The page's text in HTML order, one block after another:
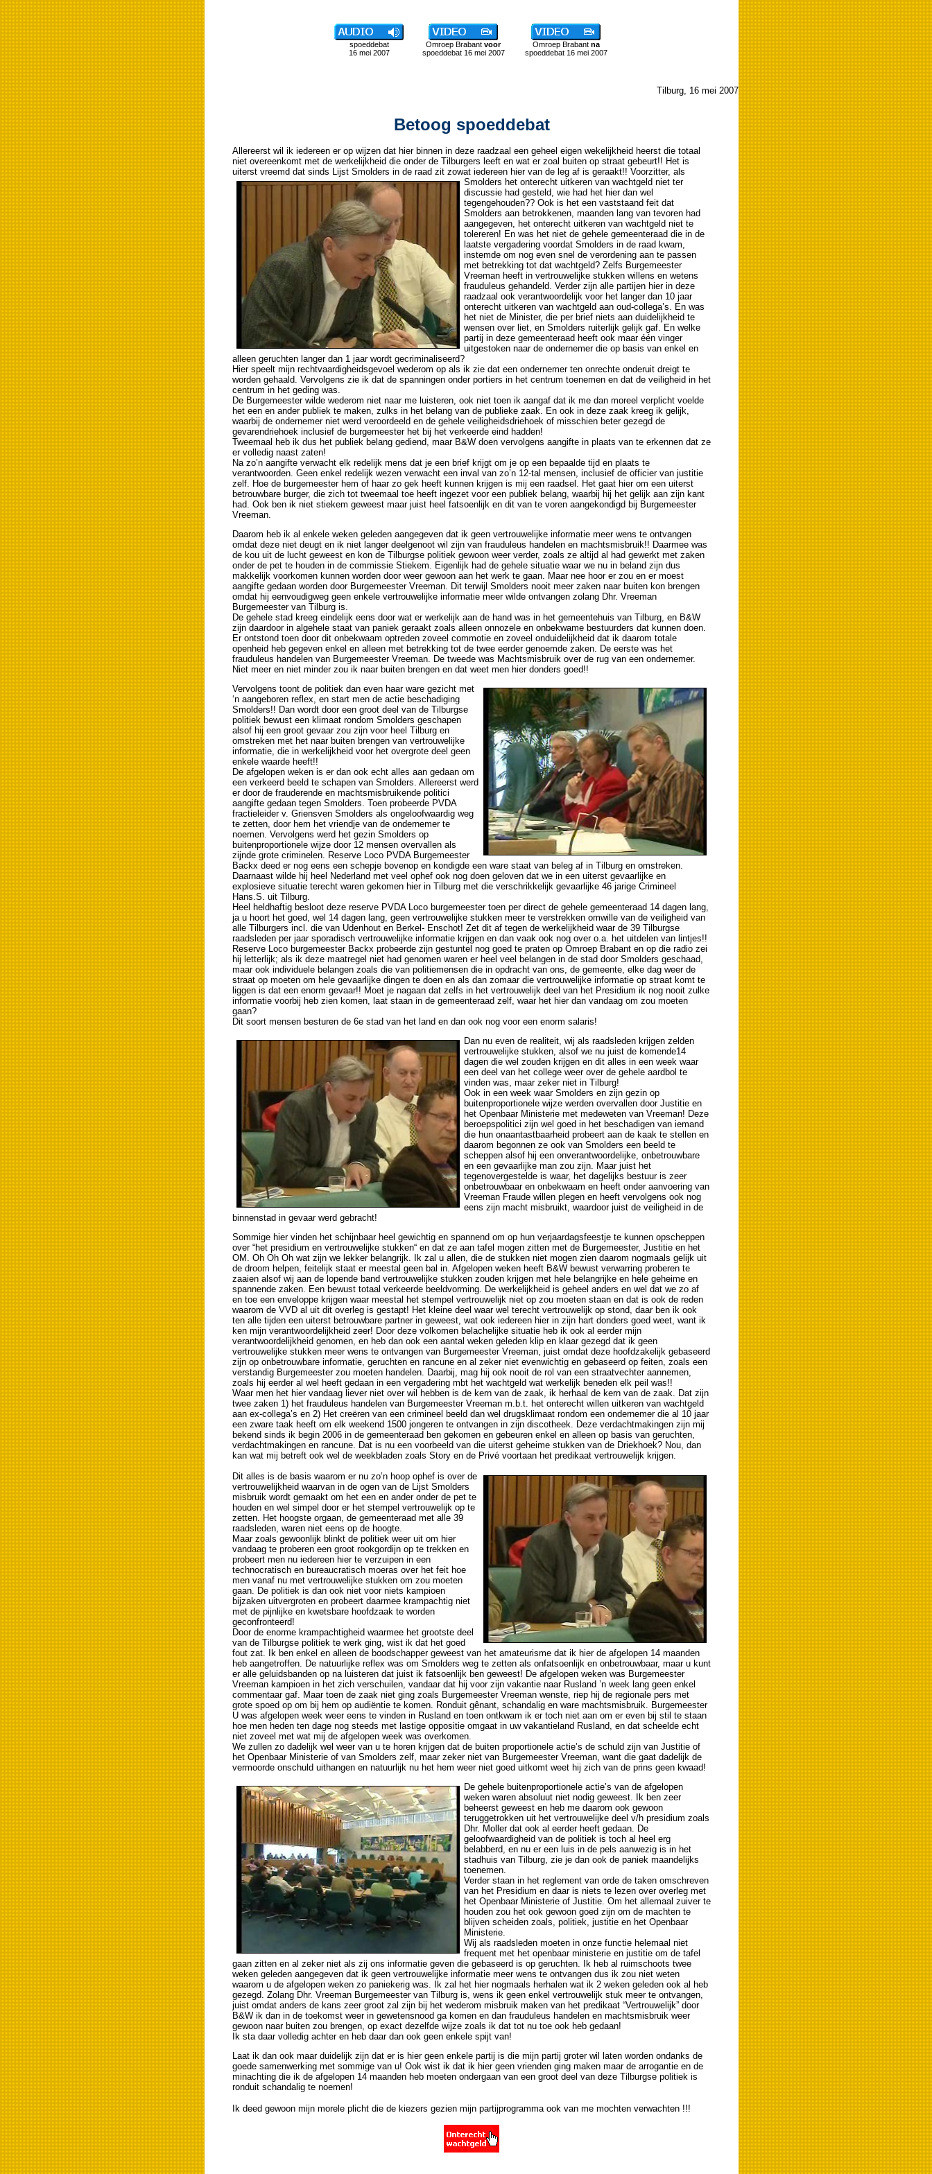
spoeddebat
16 mei 2007
Omroep Brabant voor
spoeddebat 16 mei 2007
Omroep Brabant na
spoeddebat 16 mei 2007
Tilburg, 16 mei 2007
Betoog spoeddebat
Allereerst wil ik iedereen er op wijzen dat hier binnen in deze raadzaal een geheel eigen wekelijkheid heerst die totaal
niet overeenkomt met de werkelijkheid die onder de Tilburgers leeft en wat er zoal buiten op straat gebeurt!! Het is
uiterst vreemd dat sinds Lijst Smolders in de raad zit zowat iedereen hier van de leg af is geraakt!! Voorzitter, als
Smolders het onterecht uitkeren van wachtgeld niet ter
discussie had gesteld, wie had het hier dan wel
tegengehouden?? Ook is het een vaststaand feit dat
Smolders aan betrokkenen, maanden lang van tevoren had
aangegeven, het onterecht uitkeren van wachtgeld niet te
tolereren! En was het niet de gehele gemeenteraad die in de
laatste vergadering voordat Smolders in de raad kwam,
instemde om nog even snel de verordening aan te passen
met betrekking tot dat wachtgeld? Zelfs Burgemeester
Vreeman heeft in vertrouwelijke stukken willens en wetens
frauduleus gehandeld. Verder zijn alle partijen hier in deze
raadzaal ook verantwoordelijk voor het langer dan 10 jaar
onterecht uitkeren van wachtgeld aan oud-collega’s. En was
het niet de Minister, die per brief niets aan duidelijkheid te
wensen over liet, en Smolders ruiterlijk gelijk gaf. En welke
partij in deze gemeenteraad heeft ook maar één vinger
uitgestoken naar de ondernemer die op basis van enkel en
alleen geruchten langer dan 1 jaar wordt gecriminaliseerd?
Hier speelt mijn rechtvaardigheidsgevoel wederom op als ik zie dat een ondernemer ten onrechte onderuit dreigt te
worden gehaald. Vervolgens zie ik dat de spanningen onder portiers in het centrum toenemen en dat de veiligheid in het
centrum in het geding was.
De Burgemeester wilde wederom niet naar me luisteren, ook niet toen ik aangaf dat ik me dan moreel verplicht voelde
het een en ander publiek te maken, zulks in het belang van de publieke zaak. En ook in deze zaak kreeg ik gelijk,
waarbij de ondernemer niet werd veroordeeld en de gehele veiligheidsdriehoek of misschien beter gezegd de
gevarendriehoek inclusief de burgemeester het bij het verkeerde eind hadden!
Tweemaal heb ik dus het publiek belang gediend, maar B&W doen vervolgens aangifte in plaats van te erkennen dat ze
er volledig naast zaten!
Na zo’n aangifte verwacht elk redelijk mens dat je een brief krijgt om je op een bepaalde tijd en plaats te
verantwoorden. Geen enkel redelijk wezen verwacht een inval van zo’n 12-tal mensen, inclusief de officier van justitie
zelf. Hoe de burgemeester hem of haar zo gek heeft kunnen krijgen is mij een raadsel. Het gaat hier om een uiterst
betrouwbare burger, die zich tot tweemaal toe heeft ingezet voor een publiek belang, waarbij hij het gelijk aan zijn kant
had. Ook ben ik niet stiekem geweest maar juist heel fatsoenlijk en dit van te voren aangekondigd bij Burgemeester
Vreeman.
Daarom heb ik al enkele weken geleden aangegeven dat ik geen vertrouwelijke informatie meer wens te ontvangen
omdat deze niet deugt en ik niet langer deelgenoot wil zijn van frauduleus handelen en machtsmisbruik!! Daarmee was
de kou uit de lucht geweest en kon de Tilburgse politiek gewoon weer verder, zoals ze altijd al had gewerkt met zaken
onder de pet te houden in de commissie Stiekem. Eigenlijk had de gehele situatie waar we nu in beland zijn dus
makkelijk voorkomen kunnen worden door weer gewoon aan het werk te gaan. Maar nee hoor er zou en er moest
aangifte gedaan worden door Burgemeester Vreeman. Dit terwijl Smolders nooit meer zaken naar buiten kon brengen
omdat hij eenvoudigweg geen enkele vertrouwelijke informatie meer wilde ontvangen zolang Dhr. Vreeman
Burgemeester van Tilburg is.
De gehele stad kreeg eindelijk eens door wat er werkelijk aan de hand was in het gemeentehuis van Tilburg, en B&W
zijn daardoor in algehele staat van paniek geraakt zoals alleen onnozele en onbekwame bestuurders dat kunnen doen.
Er ontstond toen door dit onbekwaam optreden zoveel commotie en zoveel onduidelijkheid dat ik daarom totale
openheid heb gegeven enkel en alleen met betrekking tot de twee eerder genoemde zaken. De eerste was het
frauduleus handelen van Burgemeester Vreeman. De tweede was Machtsmisbruik over de rug van een ondernemer.
Niet meer en niet minder zou ik naar buiten brengen en dat weet men hier donders goed!!
Vervolgens toont de politiek dan even haar ware gezicht met
‘n aangeboren reflex, en start men de actie beschadiging
Smolders!! Dan wordt door een groot deel van de Tilburgse
politiek bewust een klimaat rondom Smolders geschapen
alsof hij een groot gevaar zou zijn voor heel Tilburg en
omstreken met het naar buiten brengen van vertrouwelijke
informatie, die in werkelijkheid voor het overgrote deel geen
enkele waarde heeft!!
De afgelopen weken is er dan ook echt alles aan gedaan om
een verkeerd beeld te schapen van Smolders. Allereerst werd
er door de frauderende en machtsmisbruikende politici
aangifte gedaan tegen Smolders. Toen probeerde PVDA
fractieleider v. Griensven Smolders als ongeloofwaardig weg
te zetten, door hem het vriendje van de ondernemer te
noemen. Vervolgens werd het gezin Smolders op
buitenproportionele wijze door 12 mensen overvallen als
zijnde grote criminelen. Reserve Loco PVDA Burgemeester
Backx deed er nog eens een schepje bovenop en kondigde een ware staat van beleg af in Tilburg en omstreken.
Daarnaast wilde hij heel Nederland met veel ophef ook nog doen geloven dat we in een uiterst gevaarlijke en
explosieve situatie terecht waren gekomen hier in Tilburg met die verschrikkelijk gevaarlijke 46 jarige Crimineel
Hans.S. uit Tilburg.
Heel heldhaftig besloot deze reserve PVDA Loco burgemeester toen per direct de gehele gemeenteraad 14 dagen lang,
ja u hoort het goed, wel 14 dagen lang, geen vertrouwelijke stukken meer te verstrekken omwille van de veiligheid van
alle Tilburgers incl. die van Udenhout en Berkel- Enschot! Zet dit af tegen de werkelijkheid waar de 39 Tilburgse
raadsleden per jaar sporadisch vertrouwelijke informatie krijgen en dan vaak ook nog over o.a. het uitdelen van lintjes!!
Reserve Loco burgemeester Backx probeerde zijn gestuntel nog goed te praten op Omroep Brabant en op die radio zei
hij letterlijk; als ik deze maatregel niet had genomen waren er heel veel belangen in de stad door Smolders geschaad,
maar ook individuele belangen zoals die van politiemensen die in opdracht van ons, de gemeente, elke dag weer de
straat op moeten om hele gevaarlijke dingen te doen en als dan zomaar die vertrouwelijke informatie op straat komt te
liggen is dat een enorm gevaar!! Moet je nagaan dat zelfs in het vertrouwelijk deel van het Presidium ik nog nooit zulke
informatie voorbij heb zien komen, laat staan in de gemeenteraad zelf, waar het hier dan vandaag om zou moeten
gaan?
Dit soort mensen besturen de 6e stad van het land en dan ook nog voor een enorm salaris!
Dan nu even de realiteit, wij als raadsleden krijgen zelden
vertrouwelijke stukken, alsof we nu juist de komende14
dagen die wel zouden krijgen en dit alles in een week waar
een deel van het college weer over de gehele aardbol te
vinden was, maar zeker niet in Tilburg!
Ook in een week waar Smolders en zijn gezin op
buitenproportionele wijze werden overvallen door Justitie en
het Openbaar Ministerie met medeweten van Vreeman! Deze
beroepspolitici zijn wel goed in het beschadigen van iemand
die hun onaantastbaarheid probeert aan de kaak te stellen en
daarom begonnen ze ook van Smolders een beeld te
scheppen alsof hij een onverantwoordelijke, onbetrouwbare
en een gevaarlijke man zou zijn. Maar juist het
tegenovergestelde is waar, het dagelijks bestuur is zeer
onbetrouwbaar en onbekwaam en heeft onder aanvoering van
Vreeman Fraude willen plegen en heeft vervolgens ook nog
eens zijn macht misbruikt, waardoor juist de veiligheid in de
binnenstad in gevaar werd gebracht!
Sommige hier vinden het schijnbaar heel gewichtig en spannend om op hun verjaardagsfeestje te kunnen opscheppen
over “het presidium en vertrouwelijke stukken“ en dat ze aan tafel mogen zitten met de Burgemeester, Justitie en het
OM. Oh Oh Oh wat zijn we lekker belangrijk. Ik zal u allen, die de stukken niet mogen zien daarom nogmaals gelijk uit
de droom helpen, feitelijk staat er meestal geen bal in. Afgelopen weken heeft B&W bewust verwarring proberen te
zaaien alsof wij aan de lopende band vertrouwelijke stukken zouden krijgen met hele belangrijke en hele geheime en
spannende zaken. Een bewust totaal verkeerde beeldvorming. De werkelijkheid is geheel anders en wel dat we zo af
en toe een enveloppe krijgen waar meestal het stempel vertrouwelijk niet op zou moeten staan en dat is ook de reden
waarom de VVD al uit dit overleg is gestapt! Het kleine deel waar wel terecht vertrouwelijk op stond, daar ben ik ook
ten alle tijden een uiterst betrouwbare partner in geweest, wat ook iedereen hier in zijn hart donders goed weet, want ik
ken mijn verantwoordelijkheid zeer! Door deze volkomen belachelijke situatie heb ik ook al eerder mijn
verantwoordelijkheid genomen, en heb dan ook een aantal weken geleden klip en klaar gezegd dat ik geen
vertrouwelijke stukken meer wens te ontvangen van Burgemeester Vreeman, juist omdat deze hoofdzakelijk gebaseerd
zijn op onbetrouwbare informatie, geruchten en rancune en al zeker niet evenwichtig en gebaseerd op feiten, zoals een
verstandig Burgemeester zou moeten handelen. Daarbij, mag hij ook nooit de rol van een straatvechter aannemen,
zoals hij eerder al wel heeft gedaan in een vergadering mbt het wachtgeld wat werkelijk beneden elk peil was!!
Waar men het hier vandaag liever niet over wil hebben is de kern van de zaak, ik herhaal de kern van de zaak. Dat zijn
twee zaken 1) het frauduleus handelen van Burgemeester Vreeman m.b.t. het onterecht willen uitkeren van wachtgeld
aan ex-collega’s en 2) Het creëren van een crimineel beeld dan wel drugsklimaat rondom een ondernemer die al 10 jaar
een zware taak heeft om elk weekend 1500 jongeren te ontvangen in zijn discotheek. Deze verdachtmakingen zijn mij
bekend sinds ik begin 2006 in de gemeenteraad ben gekomen en gebeuren enkel en alleen op basis van geruchten,
verdachtmakingen en rancune. Dat is nu een voorbeeld van die uiterst geheime stukken van de Driekhoek? Nou, dan
kan wat mij betreft ook wel de weekbladen zoals Story en de Privé voortaan het predikaat vertrouwelijk krijgen.
Dit alles is de basis waarom er nu zo’n hoop ophef is over de
vertrouwelijkheid waarvan in de ogen van de Lijst Smolders
misbruik wordt gemaakt om het een en ander onder de pet te
houden en wel simpel door er het stempel vertrouwelijk op te
zetten. Het hoogste orgaan, de gemeenteraad met alle 39
raadsleden, waren niet eens op de hoogte.
Maar zoals gewoonlijk blinkt de politiek weer uit om hier
vandaag te proberen een groot rookgordijn op te trekken en
probeert men nu iedereen hier te verzuipen in een
technocratisch en bureaucratisch moeras over het feit hoe
men vanaf nu met vertrouwelijke stukken om zou moeten
gaan. De politiek is dan ook niet voor niets kampioen
bijzaken uitvergroten en probeert daarmee krampachtig niet
met de pijnlijke en kwetsbare hoofdzaak te worden
geconfronteerd!
Door de enorme krampachtigheid waarmee het grootste deel
van de Tilburgse politiek te werk ging, wist ik dat het goed
fout zat. Ik ben enkel en alleen de boodschapper geweest van het amateurisme dat ik hier de afgelopen 14 maanden
heb aangetroffen. De natuurlijke reflex was om Smolders weg te zetten als onfatsoenlijk en onbetrouwbaar, maar u kunt
er alle geluidsbanden op na luisteren dat juist ik fatsoenlijk ben geweest! De afgelopen weken was Burgemeester
Vreeman kampioen in het zich verschuilen, vandaar dat hij voor zijn vakantie naar Rusland ’n week lang geen enkel
commentaar gaf. Maar toen de zaak niet ging zoals Burgemeester Vreeman wenste, riep hij de regionale pers met
grote spoed op om bij hem op audiëntie te komen. Ronduit gênant, schandalig en ware machtsmisbruik. Burgemeester
U was afgelopen week weer eens te vinden in Rusland en toen ontkwam ik er toch niet aan om er even bij stil te staan
hoe men heden ten dage nog steeds met lastige oppositie omgaat in uw vakantieland Rusland, en dat scheelde echt
niet zoveel met wat mij de afgelopen week was overkomen.
We zullen zo dadelijk wel weer van u te horen krijgen dat de buiten proportionele actie’s de schuld zijn van Justitie of
het Openbaar Ministerie of van Smolders zelf, maar zeker niet van Burgemeester Vreeman, want die gaat dadelijk de
vermoorde onschuld uithangen en natuurlijk nu het hem weer niet goed uitkomt weet hij zich van de prins geen kwaad!
De gehele buitenproportionele actie’s van de afgelopen
weken waren absoluut niet nodig geweest. Ik ben zeer
beheerst geweest en heb me daarom ook gewoon
teruggetrokken uit het vertrouwelijke deel v/h presidium zoals
Dhr. Moller dat ook al eerder heeft gedaan. De
geloofwaardigheid van de politiek is toch al heel erg
belabberd, en nu er een luis in de pels aanwezig is in het
stadhuis van Tilburg, zie je dan ook de paniek maandelijks
toenemen.
Verder staan in het reglement van orde de taken omschreven
van het Presidium en daar is niets te lezen over overleg met
het Openbaar Ministerie of Justitie. Om het allemaal zuiver te
houden zou het ook gewoon goed zijn om de machten te
blijven scheiden zoals, politiek, justitie en het Openbaar
Ministerie.
Wij als raadsleden moeten in onze functie helemaal niet
frequent met het openbaar ministerie en justitie om de tafel
gaan zitten en al zeker niet als zij ons informatie geven die gebaseerd is op geruchten. Ik heb al ruimschoots twee
weken geleden aangegeven dat ik geen vertrouwelijke informatie meer wens te ontvangen dus ik zou niet weten
waarom u de afgelopen weken zo paniekerig was. Ik zal het hier nogmaals herhalen wat ik 2 weken geleden ook al heb
gezegd. Zolang Dhr. Vreeman Burgemeester van Tilburg is, wens ik geen enkel vertrouwelijk stuk meer te ontvangen,
juist omdat anders de kans zeer groot zal zijn bij het wederom misbruik maken van het predikaat “Vertrouwelijk” door
B&W ik dan in de toekomst weer in gewetensnood ga komen en dan frauduleus handelen en machtsmisbruik weer
gewoon naar buiten zou brengen, op exact dezelfde wijze zoals ik dat tot nu toe ook heb gedaan!
Ik sta daar volledig achter en heb daar dan ook geen enkele spijt van!
Laat ik dan ook maar duidelijk zijn dat er is hier geen enkele partij is die mijn partij groter wil laten worden ondanks de
goede samenwerking met sommige van u! Ook wist ik dat ik hier geen vrienden ging maken maar de arrogantie en de
minachting die ik de afgelopen 14 maanden heb moeten ondergaan van een groot deel van deze Tilburgse politiek is
ronduit schandalig te noemen!
Ik deed gewoon mijn morele plicht die de kiezers gezien mijn partijprogramma ook van me mochten verwachten !!!